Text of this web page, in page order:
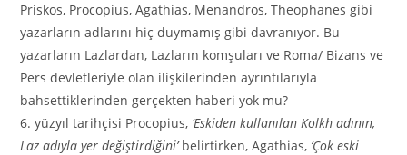
Priskos, Procopius, Agathias, Menandros, Theophanes gibi
yazarların adlarını hiç duymamış gibi davranıyor. Bu
yazarların Lazlardan, Lazların komşuları ve Roma/ Bizans ve
Pers devletleriyle olan ilişkilerinden ayrıntılarıyla
bahsettiklerinden gerçekten haberi yok mu?
6. yüzyıl tarihçisi Procopius, ‘Eskiden kullanılan Kolkh adının,
Laz adıyla yer değiştirdiğini’belirtirken, Agathias, ‘Çok eski